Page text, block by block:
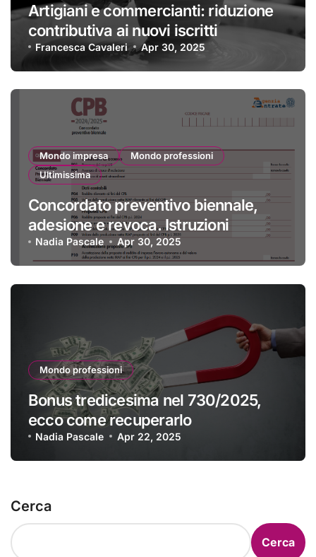
Artigiani e commercianti: riduzione
contributiva ai nuovi iscritti
Francesca Cavaleri Apr 30, 2025
Mondo impresa
Mondo professioni
Ultimissima
Concordato preventivo biennale,
adesione e revoca. Istruzioni
Nadia Pascale Apr 30, 2025
Mondo professioni
Bonus tredicesima nel 730/2025,
ecco come recuperarlo
Nadia Pascale Apr 22, 2025
Cerca
Cerca